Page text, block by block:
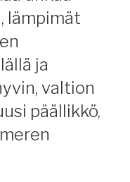
lämpimät
ja
valtion
päällikkö,